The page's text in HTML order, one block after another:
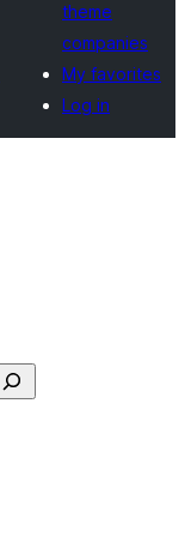
theme
companies
My favorites
Log in